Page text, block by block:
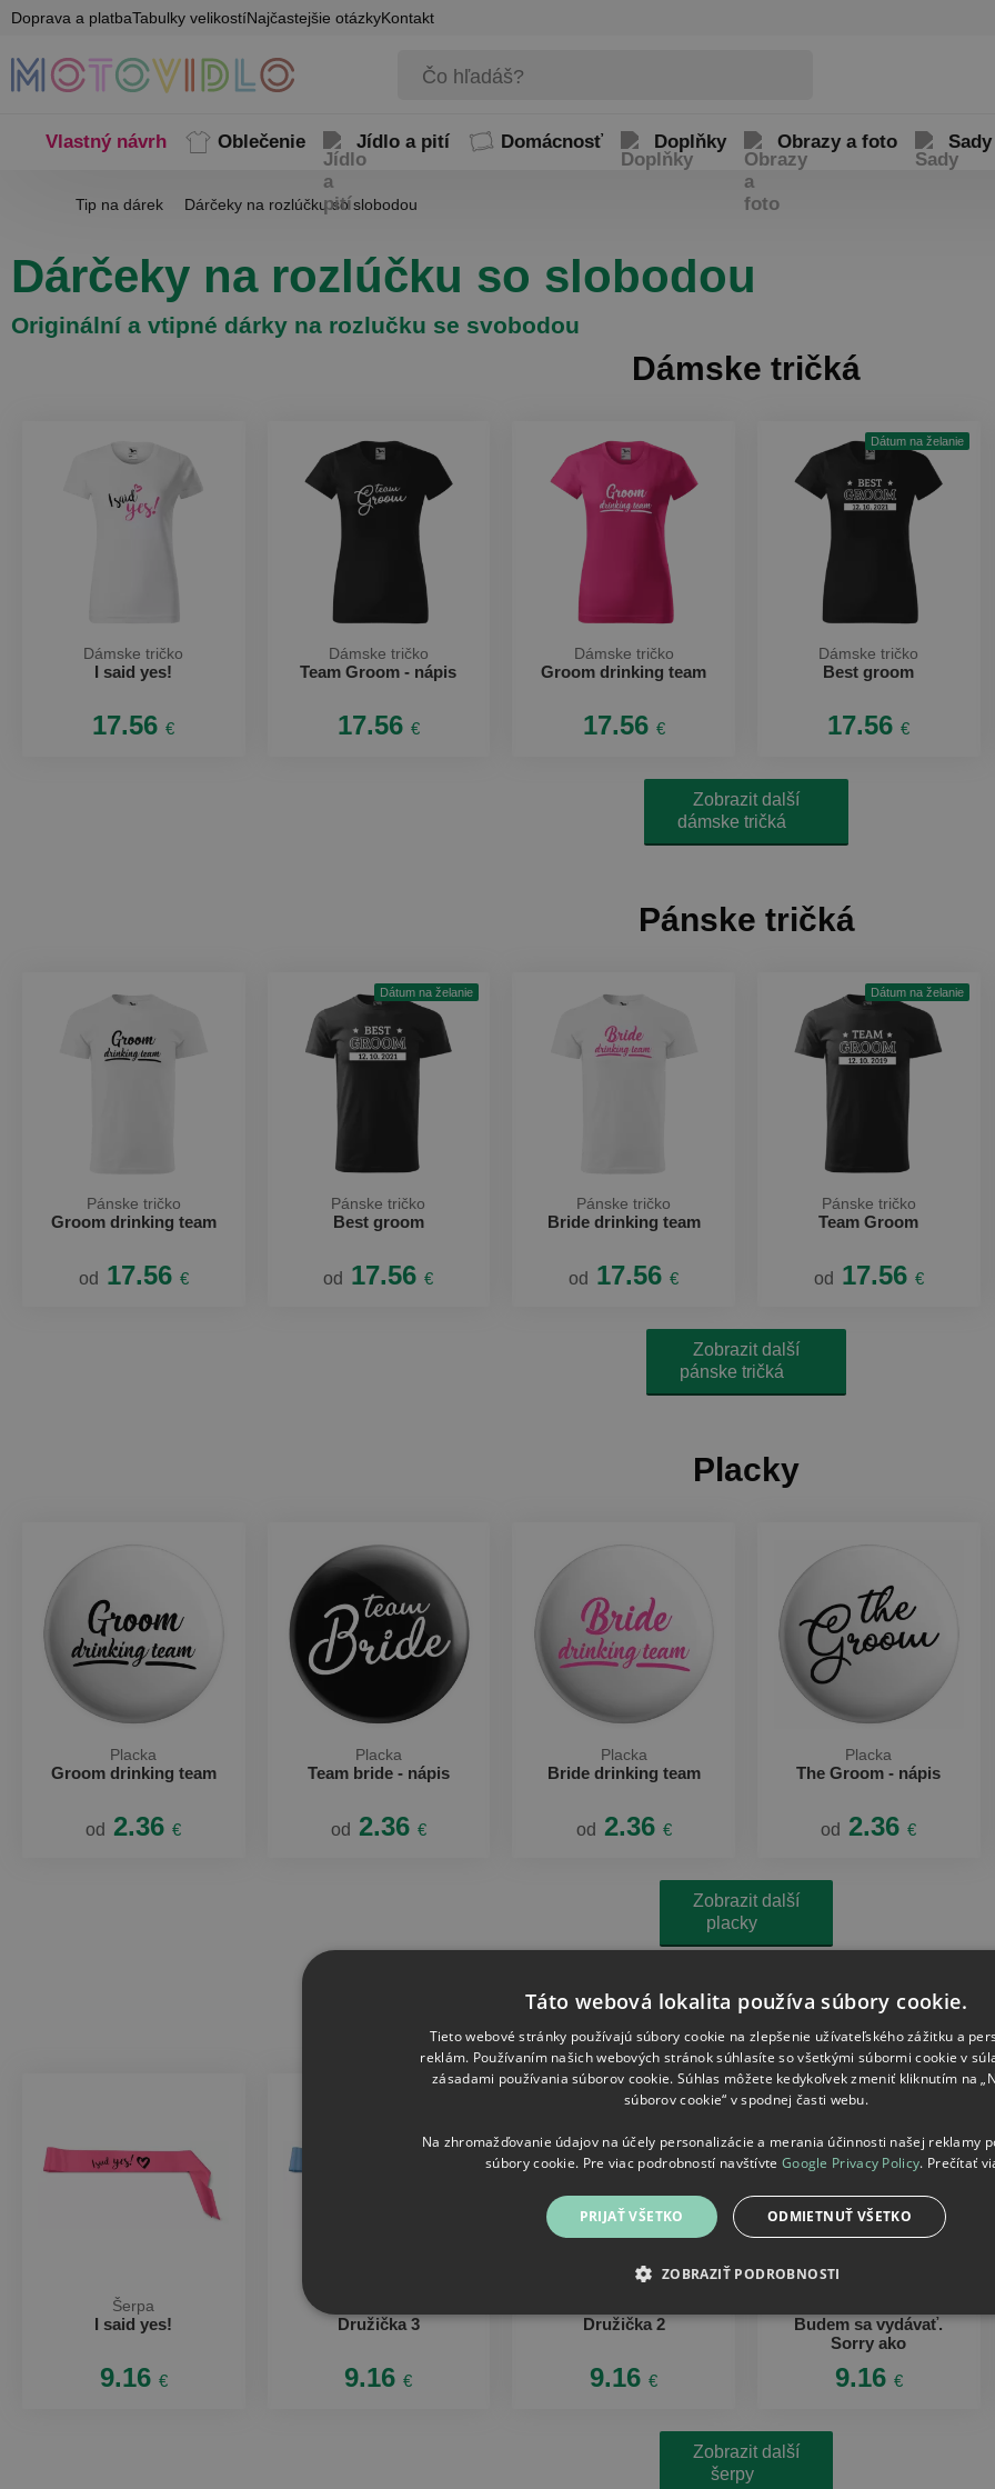
Doprava a platbaTabulky velikostíNajčastejšie otázkyKontakt
Vlastný návrh Oblečenie Jídlo a pití Domácnosť Doplňky Obrazy a foto Sady
Tip na dárek Dárčeky na rozlúčku so slobodou
Dárčeky na rozlúčku so slobodou
Originální a vtipné dárky na rozlučku se svobodou
Dámske tričká
Dámske tričko
I said yes!
17.56 €
Dámske tričko
Team Groom - nápis
17.56 €
Dámske tričko
Groom drinking team
17.56 €
Dátum na želanie
Dámske tričko
Best groom
17.56 €
Zobrazit další
dámske tričká
Pánske tričká
Pánske tričko
Groom drinking team
od 17.56 €
Dátum na želanie
Pánske tričko
Best groom
od 17.56 €
Pánske tričko
Bride drinking team
od 17.56 €
Dátum na želanie
Pánske tričko
Team Groom
od 17.56 €
Zobrazit další
pánske tričká
Placky
Placka
Groom drinking team
od 2.36 €
Placka
Team bride - nápis
od 2.36 €
Placka
Bride drinking team
od 2.36 €
Placka
The Groom - nápis
od 2.36 €
Zobrazit další
placky
Šerpy
Šerpa
I said yes!
9.16 €
Družička 3
9.16 €
Družička 2
9.16 €
Budem sa vydávať.
Sorry ako
9.16 €
Zobrazit další
šerpy
Táto webová lokalita používa súbory cookie.
Tieto webové stránky používajú súbory cookie na zlepšenie užívateľského zážitku a
reklám. Používaním našich webových stránok súhlasíte so všetkými súbormi cookie v
zásadami používania súborov cookie. Súhlas môžete kedykoľvek zmeniť kliknutím na
súborov cookie“ v spodnej časti webu.
Na zhromažďovanie údajov na účely personalizácie a merania účinnosti našej reklamy
súbory cookie. Pre viac podrobností navštívte Google Privacy Policy. Prečítať
PRIJAŤ VŠETKO ODMIETNUŤ VŠETKO
ZOBRAZIŤ PODROBNOSTI